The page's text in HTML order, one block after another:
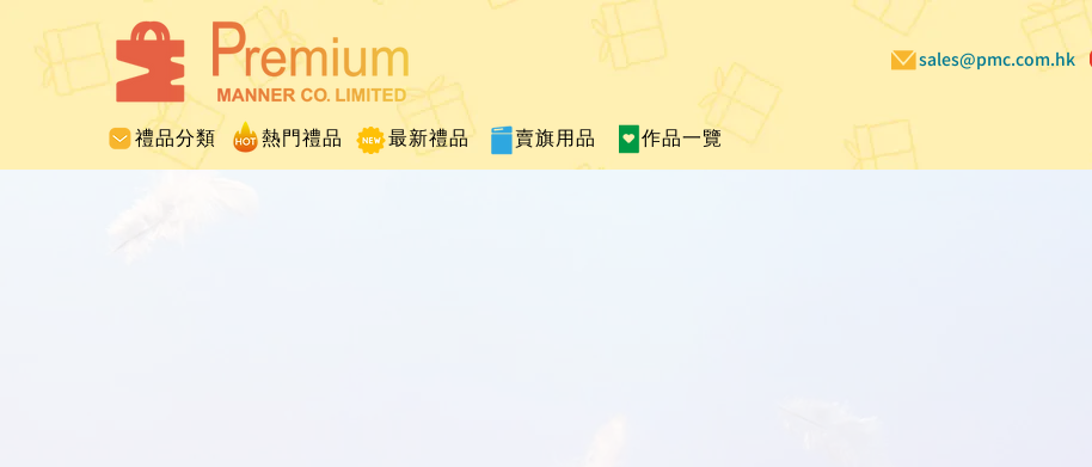
禮品分類 熱門禮品 最新禮品 賣旗用品 作品一覽
sales@pmc.com.hk